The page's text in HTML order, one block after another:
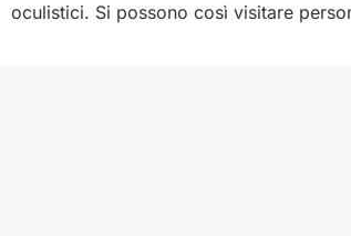
oculistici. Si possono così visitare